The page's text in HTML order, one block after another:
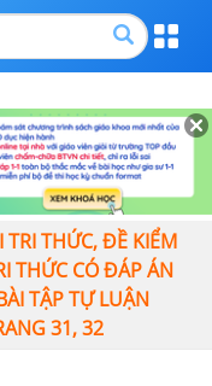
THỨC, ĐỀ KIỂM
THỨC CÓ ĐÁP ÁN
TẬP TỰ LUẬN
31, 32